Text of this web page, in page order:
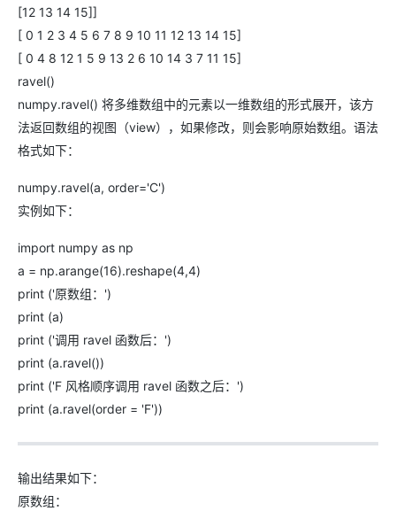
[12 13 14 15]]
[ 0 1 2 3 4 5 6 7 8 9 10 11 12 13 14 15]
[ 0 4 8 12 1 5 9 13 2 6 10 14 3 7 11 15]
ravel()
numpy.ravel() 将多维数组中的元素以一维数组的形式展开，该方
法返回数组的视图（view），如果修改，则会影响原始数组。语法
格式如下：
numpy.ravel(a, order='C')
实例如下：
import numpy as np
a = np.arange(16).reshape(4,4)
print ('原数组：')
print (a)
print ('调用 ravel 函数后：')
print (a.ravel())
print ('F 风格顺序调用 ravel 函数之后：')
print (a.ravel(order = 'F'))
输出结果如下：
原数组：